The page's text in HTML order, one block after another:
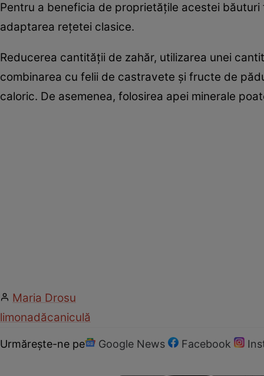
Pentru a beneficia de proprietățile acestei
adaptarea rețetei clasice.
Reducerea cantității de zahăr, utilizarea unei
combinarea cu felii de castravete și fructe de
caloric. De asemenea, folosirea apei minerale
Maria Drosu
limonadăcaniculă
Urmărește-ne pe Google News Facebook